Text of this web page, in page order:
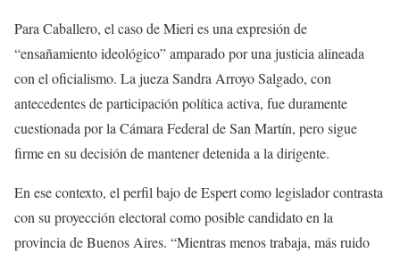
Para Caballero, el caso de Mieri es una expresión de
“ensañamiento ideológico” amparado por una justicia alineada
con el oficialismo. La jueza Sandra Arroyo Salgado, con
antecedentes de participación política activa, fue duramente
cuestionada por la Cámara Federal de San Martín, pero sigue
firme en su decisión de mantener detenida a la dirigente.
En ese contexto, el perfil bajo de Espert como legislador contrasta
con su proyección electoral como posible candidato en la
provincia de Buenos Aires. “Mientras menos trabaja, más ruido